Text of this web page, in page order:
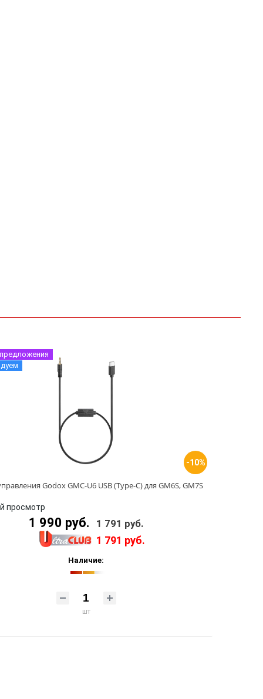
-10%
Godox GMC-U6 USB (Type-C) для GM6S, GM7S
просмотр
1 990 руб. 1 791 руб.
1 791 руб.
Наличие:
шт